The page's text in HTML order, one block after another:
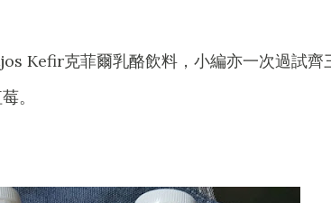
Kefir克菲爾乳酪飲料，小編亦一次過試齊
。